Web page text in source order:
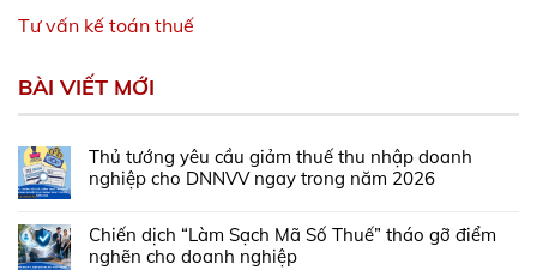
Tư vấn kế toán thuế
BÀI VIẾT MỚI
Thủ tướng yêu cầu giảm thuế thu nhập doanh
nghiệp cho DNNVV ngay trong năm 2026
Chiến dịch “Làm Sạch Mã Số Thuế” tháo gỡ điểm
nghẽn cho doanh nghiệp